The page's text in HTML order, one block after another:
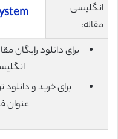
انگلیسی
مقاله:
برای خرید و
عنوان